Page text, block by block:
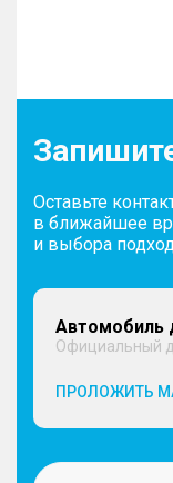
Оставьте
в ближайшее
и выбора
Автомобиль
Официальный
ПРОЛОЖИТЬ